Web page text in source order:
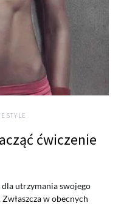
ćwiczenie
utrzymania swojego
w obecnych